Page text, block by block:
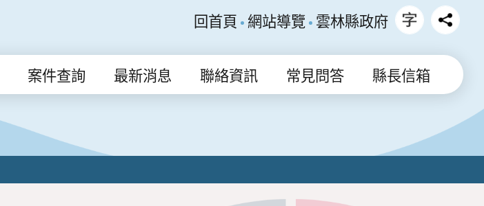
回首頁 網站導覽 雲林縣政府
案件查詢 最新消息 聯絡資訊 常見問答 縣長信箱